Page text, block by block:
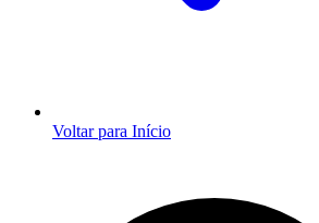
Voltar para Início